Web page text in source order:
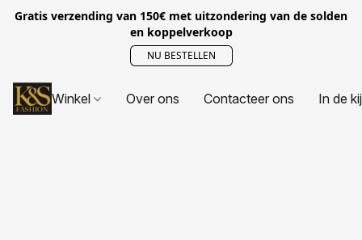
Gratis verzending van 150€ met uitzondering van de solden
en koppelverkoop
NU BESTELLEN
Winkel Over ons Contacteer ons In de